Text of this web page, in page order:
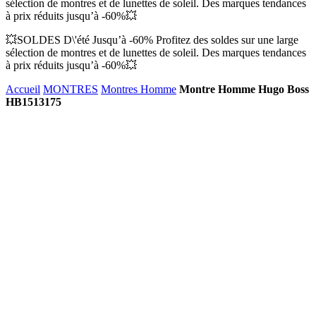
sélection de montres et de lunettes de soleil. Des marques tendances
à prix réduits jusqu’à -60%💥
💥SOLDES D\'été Jusqu’à -60% Profitez des soldes sur une large
sélection de montres et de lunettes de soleil. Des marques tendances
à prix réduits jusqu’à -60%💥
Accueil MONTRES Montres Homme Montre Homme Hugo Boss
HB1513175